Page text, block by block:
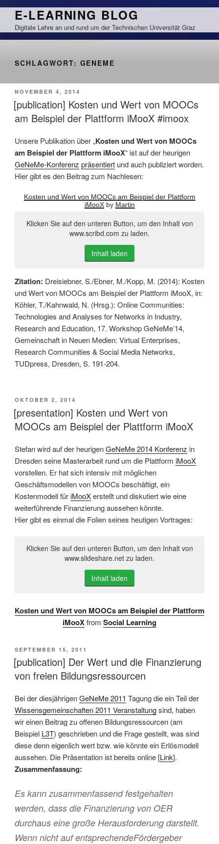
Zum
springen
E-LEARNING BLOG
Digitale Lehre an und rund um der Technischen Universität Graz
SCHLAGWORT: GENEME
VERÖFFENTLICHT
AM
NOVEMBER 4, 2014
[publication] Kosten und Wert von MOOCs
am Beispiel der Plattform iMooX #imoox
Unsere Publikation über „Kosten und Wert von MOOCs
am Beispiel der Plattform iMooX“ ist auf der heurigen
GeNeMe-Konferenz präsentiert und auch publiziert worden.
Hier gibt es den Beitrag zum Nachlesen:
Kosten und Wert von MOOCs am Beispiel der Plattform
iMooXby Martin
Klicken Sie auf den unteren Button, um den Inhalt von
www.scribd.com zu laden.
Inhalt laden
Zitation: Dreisiebner, S./Ebner, M./Kopp, M. (2014): Kosten
und Wert von MOOCs am Beispiel der Plattform iMooX, in:
Köhler, T./Kahnwald, N. (Hrsg.): Online Communities:
Technologies and Analyses for Networks in Industry,
Research and Education, 17. Workshop GeNeMe’14,
Gemeinschaft in Neuen Medien: Virtual Enterprises,
Research Communities & Social Media Networks,
TUDpress, Dresden, S. 191-204.
VERÖFFENTLICHT
AM
OKTOBER 2, 2014
[presentation] Kosten und Wert von
MOOCs am Beispiel der Plattform iMooX
Stefan wird auf der heurigenGeNeMe 2014 Konferenz in
Dresden seine Masterarbeit rund um die Plattform iMooX
vorstellen. Er hat sich intensiv mit möglichen
Geschäftsmodellen von MOOCs beschäftigt, ein
Kostenmodell füriMooXerstellt und diskutiert wie eine
weiterführende Finanzierung aussehen könnte.
Hier gibt es einmal die Folien seines heutigen Vortrages:
Klicken Sie auf den unteren Button, um den Inhalt von
www.slideshare.net zu laden.
Inhalt laden
Kosten und Wert von MOOCs am Beispiel der Plattform
iMooXfrom Social Learning
VERÖFFENTLICHT
AM
SEPTEMBER 15, 2011
[publication] Der Wert und die Finanzierung
von freien Bildungsressourcen
Bei der diesjährigenGeNeMe 2011 Tagung die ein Teil der
Wissensgemeinschaften 2011 Veranstaltungsind, haben
wir einen Beitrag zu offenen Bildungsressourcen (am
Beispiel L3T) geschrieben und die Frage gestellt, was sind
diese denn eigenlich wert bzw. wie könnte ein Erlösmodell
aussehen. Die Präsentation ist bereits online [Link].
Zusammenfassung:
Es kann zusammenfassend festgehalten
werden, dass die Finanzierung von OER
durchaus eine große Herausforderung darstellt.
Wenn nicht auf entsprechendeFördergeber